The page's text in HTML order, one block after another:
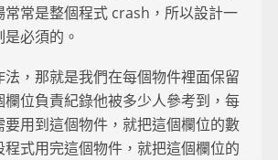
常常是整個程式 crash，所以設計一
必須的。
，那就是我們在每個物件裡面保留
位負責紀錄他被多少人參考到，每
用到這個物件，就把這個欄位的數
程式用完這個物件，就把這個欄位的